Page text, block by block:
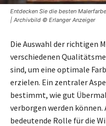
Entdecken Sie die besten
| Archivbild © Erlanger Anzeiger
Die Auswahl der richtigen
verschiedenen
sind, um eine optimale
erzielen. Ein zentraler
bestimmt, wie gut
verborgen werden
bedeutende Rolle für die